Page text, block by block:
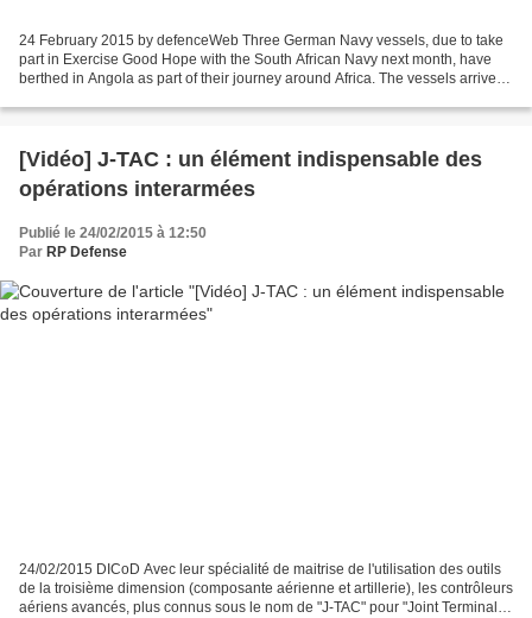
24 February 2015 by defenceWeb Three German Navy vessels, due to take
part in Exercise Good Hope with the South African Navy next month, have
berthed in Angola as part of their journey around Africa. The vessels arrived
[Vidéo] J-TAC : un élément indispensable des
opérations interarmées
Publié le 24/02/2015 à 12:50
Par RP Defense
24/02/2015 DICoD Avec leur spécialité de maitrise de l'utilisation des outils
de la troisième dimension (composante aérienne et artillerie), les contrôleurs
aériens avancés, plus connus sous le nom de "J-TAC" pour "Joint Terminal